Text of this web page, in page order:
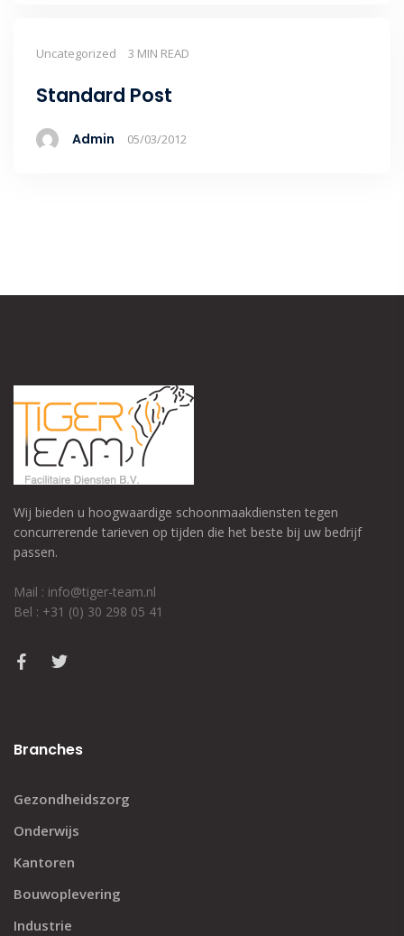
Uncategorized 3 MIN READ
Standard Post
Admin 05/03/2012
Wij bieden u hoogwaardige schoonmaakdiensten tegen
concurrerende tarieven op tijden die het beste bij uw bedrijf
passen.
Mail : info@tiger-team.nl
Bel : +31 (0) 30 298 05 41
Branches
Gezondheidszorg
Onderwijs
Kantoren
Bouwoplevering
Industrie